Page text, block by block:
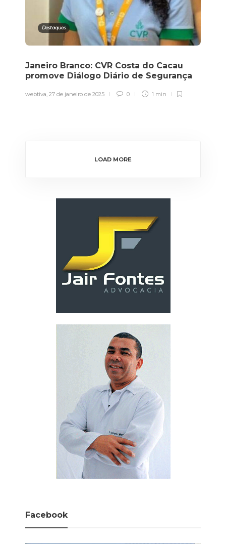
Destaques
Janeiro Branco: CVR Costa do Cacau
promove Diálogo Diário de Segurança
webtiva 27 de janeiro de 2025 0 1 min
LOAD MORE
Facebook